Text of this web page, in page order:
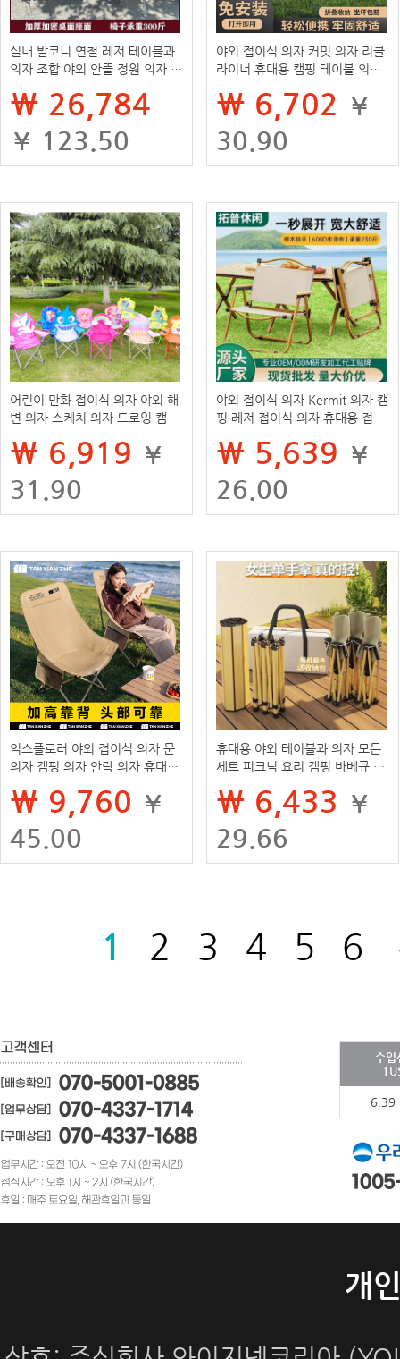
실내 발코니 연철 레저 테이블과
의자 조합 야외 안뜰 정원 의자 둥
자 3 피스 세트
₩ 26,784
¥ 123.50
야외 접이식 의자 커밋 의자 리클
라이너 휴대용 캠핑 테이블 의자
₩ 6,702 ¥
30.90
어린이 만화 접이식 의자 야외 해
변 의자 스케치 의자 드로잉 캠핑
자
₩ 6,919 ¥
31.90
야외 접이식 의자 Kermit 의자 캠
핑 레저 접이식 의자 휴대용 접이
₩ 5,639 ¥
26.00
익스플로러 야외 접이식 의자 문
의자 캠핑 의자 안락 의자 휴대용
과 의자 점심 시간
₩ 9,760 ¥
45.00
휴대용 야외 테이블과 의자 모든
세트 피크닉 요리 캠핑 바베큐 피
한 접이식 휴대용
₩ 6,433 ¥
29.66
1 2 3 4 5 6
수입
6.39
개